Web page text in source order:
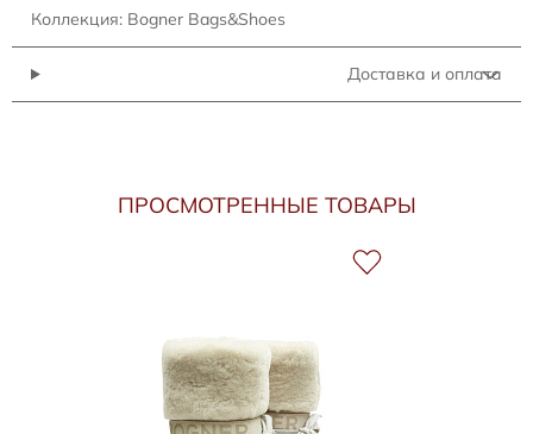
Коллекция: Bogner Bags&Shoes
Доставка и оплата
ПРОСМОТРЕННЫЕ ТОВАРЫ